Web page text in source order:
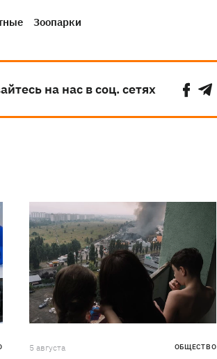
Зоопарки
на нас в соц. сетях
5 августа ОБЩЕСТВО